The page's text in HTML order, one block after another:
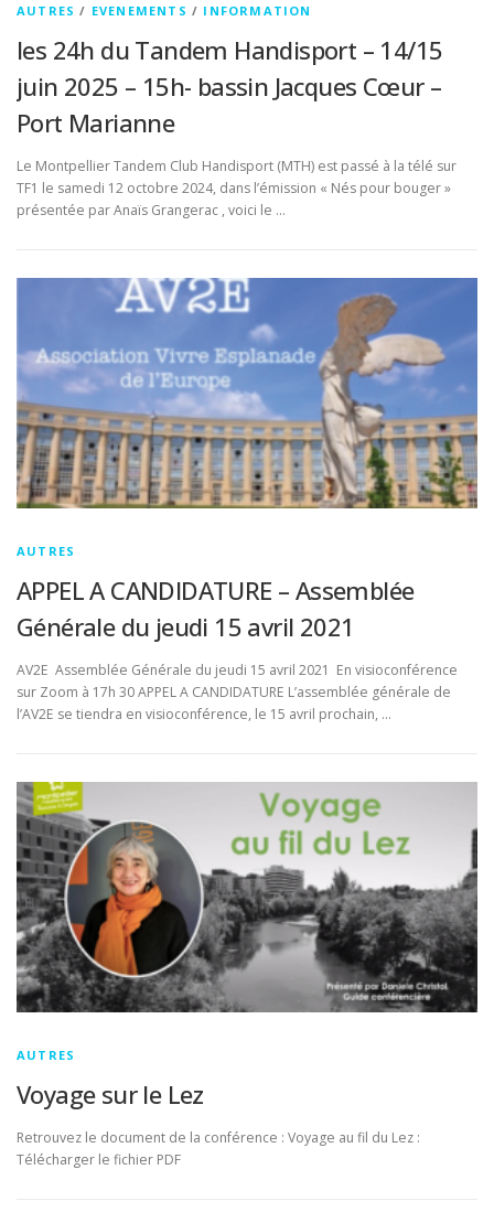
AUTRES / EVENEMENTS / INFORMATION
les 24h du Tandem Handisport – 14/15
juin 2025 – 15h- bassin Jacques Cœur –
Port Marianne
Le Montpellier Tandem Club Handisport (MTH) est passé à la télé sur
TF1 le samedi 12 octobre 2024, dans l’émission « Nés pour bouger »
présentée par Anaïs Grangerac , voici le …
AUTRES
APPEL A CANDIDATURE – Assemblée
Générale du jeudi 15 avril 2021
AV2E Assemblée Générale du jeudi 15 avril 2021 En visioconférence
sur Zoom à 17h 30 APPEL A CANDIDATURE L’assemblée générale de
l’AV2E se tiendra en visioconférence, le 15 avril prochain, …
AUTRES
Voyage sur le Lez
Retrouvez le document de la conférence : Voyage au fil du Lez :
Télécharger le fichier PDF